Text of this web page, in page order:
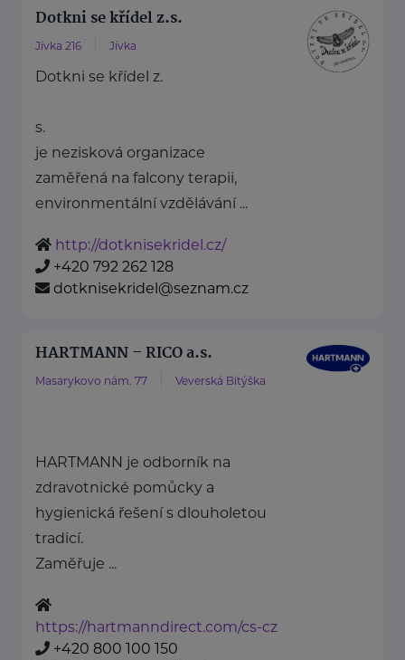
Dotkni se křídel z.s.
Jívka 216 Jívka
Dotkni se křídel z.
s.
je nezisková organizace
zaměřená na falcony terapii,
environmentální vzdělávání ...
http://dotknisekridel.cz/
+420 792 262 128
dotknisekridel@seznam.cz
HARTMANN – RICO a.s.
Masarykovo nám. 77 Veverská Bítýška
HARTMANN je odborník na
zdravotnické pomůcky a
hygienická řešení s dlouholetou
tradicí.
Zaměřuje ...
https://hartmanndirect.com/cs-cz
+420 800 100 150